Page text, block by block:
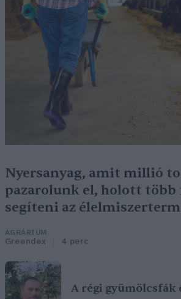
Nyersanyag, amit millió
pazarolunk el, holott
segíteni az
AGRÁRIUM
Greendex 4 perc
A régi gyümölcsfák